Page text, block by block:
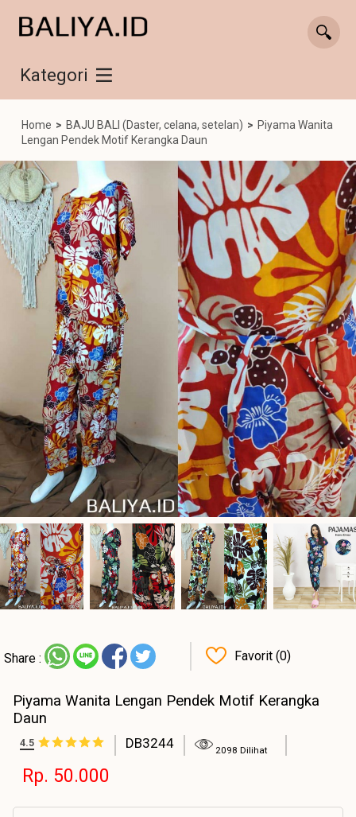
Kategori
Home > BAJU BALI (Daster, celana, setelan) > Piyama Wanita
Lengan Pendek Motif Kerangka Daun
Share : Favorit (0)
Piyama Wanita Lengan Pendek Motif Kerangka
Daun
4.5 DB3244 2098 Dilihat
Rp. 50.000